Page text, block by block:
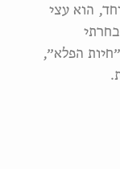
הוא עצי
הפלא״,